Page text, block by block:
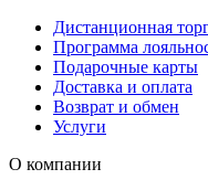
Дистанционная
Программа
Подарочные карты
Доставка и оплата
Возврат и обмен
Услуги
О компании